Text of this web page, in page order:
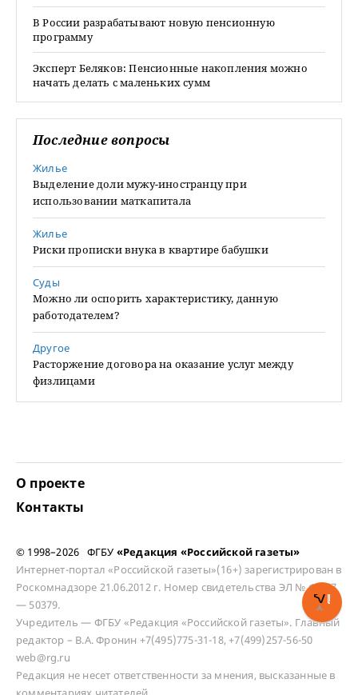
В России разрабатывают новую пенсионную
программу
Эксперт Беляков: Пенсионные накопления можно
начать делать с маленьких сумм
Последние вопросы
Жилье
Выделение доли мужу-иностранцу при
использовании маткапитала
Жилье
Риски прописки внука в квартире бабушки
Суды
Можно ли оспорить характеристику, данную
работодателем?
Другое
Расторжение договора на оказание услуг между
физлицами
О проекте
Контакты
© 1998–2026 ФГБУ «Редакция «Российской газеты»
Интернет-портал «Российской газеты»(16+) зарегистрирован в
Роскомнадзоре 21.06.2012 г. Номер свидетельства ЭЛ № ФС 77
— 50379.
Учредитель — ФГБУ «Редакция «Российской газеты». Главный
редактор – В.А. Фронин +7(495)775-31-18, +7(499)257-56-50
web@rg.ru
Редакция не несет ответственности за мнения, высказанные в